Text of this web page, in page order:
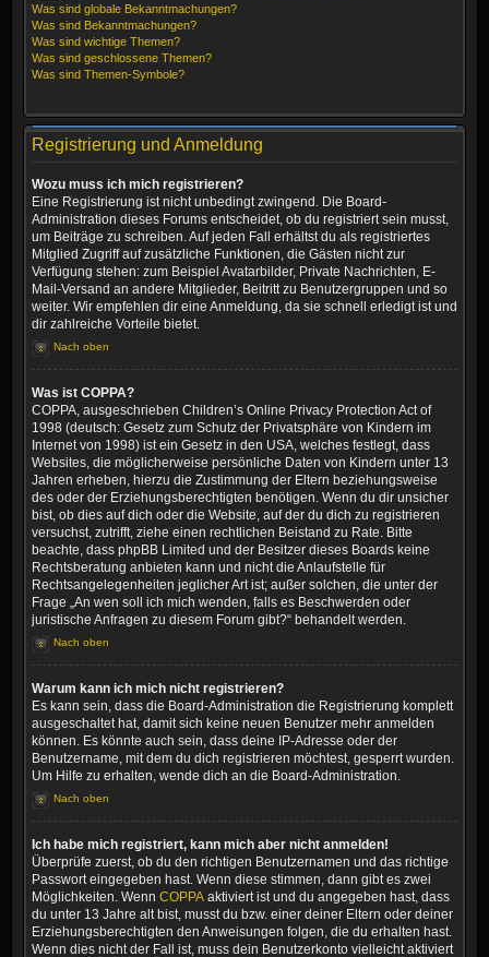
Was sind globale Bekanntmachungen?
Was sind Bekanntmachungen?
Was sind wichtige Themen?
Was sind geschlossene Themen?
Was sind Themen-Symbole?
Registrierung und Anmeldung
Wozu muss ich mich registrieren?
Eine Registrierung ist nicht unbedingt zwingend. Die Board-
Administration dieses Forums entscheidet, ob du registriert sein musst,
um Beiträge zu schreiben. Auf jeden Fall erhältst du als registriertes
Mitglied Zugriff auf zusätzliche Funktionen, die Gästen nicht zur
Verfügung stehen: zum Beispiel Avatarbilder, Private Nachrichten, E-
Mail-Versand an andere Mitglieder, Beitritt zu Benutzergruppen und so
weiter. Wir empfehlen dir eine Anmeldung, da sie schnell erledigt ist und
dir zahlreiche Vorteile bietet.
Nach oben
Was ist COPPA?
COPPA, ausgeschrieben Children’s Online Privacy Protection Act of
1998 (deutsch: Gesetz zum Schutz der Privatsphäre von Kindern im
Internet von 1998) ist ein Gesetz in den USA, welches festlegt, dass
Websites, die möglicherweise persönliche Daten von Kindern unter 13
Jahren erheben, hierzu die Zustimmung der Eltern beziehungsweise
des oder der Erziehungsberechtigten benötigen. Wenn du dir unsicher
bist, ob dies auf dich oder die Website, auf der du dich zu registrieren
versuchst, zutrifft, ziehe einen rechtlichen Beistand zu Rate. Bitte
beachte, dass phpBB Limited und der Besitzer dieses Boards keine
Rechtsberatung anbieten kann und nicht die Anlaufstelle für
Rechtsangelegenheiten jeglicher Art ist; außer solchen, die unter der
Frage „An wen soll ich mich wenden, falls es Beschwerden oder
juristische Anfragen zu diesem Forum gibt?“ behandelt werden.
Nach oben
Warum kann ich mich nicht registrieren?
Es kann sein, dass die Board-Administration die Registrierung komplett
ausgeschaltet hat, damit sich keine neuen Benutzer mehr anmelden
können. Es könnte auch sein, dass deine IP-Adresse oder der
Benutzername, mit dem du dich registrieren möchtest, gesperrt wurden.
Um Hilfe zu erhalten, wende dich an die Board-Administration.
Nach oben
Ich habe mich registriert, kann mich aber nicht anmelden!
Überprüfe zuerst, ob du den richtigen Benutzernamen und das richtige
Passwort eingegeben hast. Wenn diese stimmen, dann gibt es zwei
Möglichkeiten. Wenn COPPA aktiviert ist und du angegeben hast, dass
du unter 13 Jahre alt bist, musst du bzw. einer deiner Eltern oder deiner
Erziehungsberechtigten den Anweisungen folgen, die du erhalten hast.
Wenn dies nicht der Fall ist, muss dein Benutzerkonto vielleicht aktiviert